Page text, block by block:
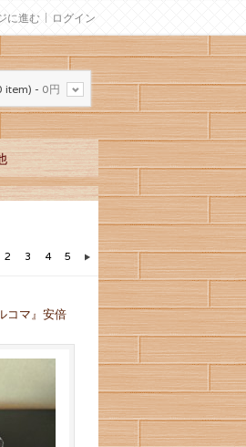
に進む ログイン
item) - 0円
2 3 4 5
コマ』安倍